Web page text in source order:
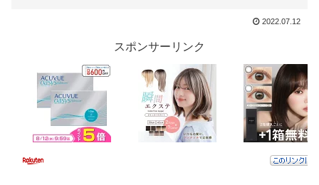
2022.07.12
スポンサーリンク